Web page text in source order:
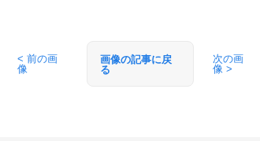
< 前の画
像
画像の記事に戻
る
次の画
像 >